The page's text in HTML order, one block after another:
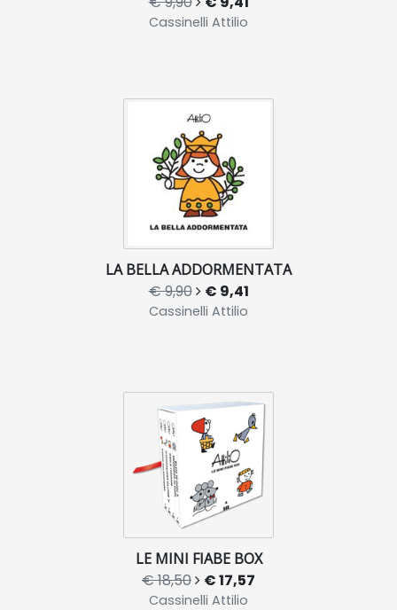
Cassinelli Attilio
LA BELLA ADDORMENTATA
€ 9,90 € 9,41
Cassinelli Attilio
LE MINI FIABE BOX
€ 18,50 € 17,57
Cassinelli Attilio